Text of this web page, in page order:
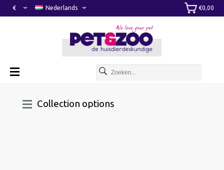
€0,00
Nederlands
€
Collection options